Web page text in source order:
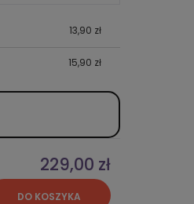
13,90 zł
15,90 zł
229,00 zł
DO KOSZYKA